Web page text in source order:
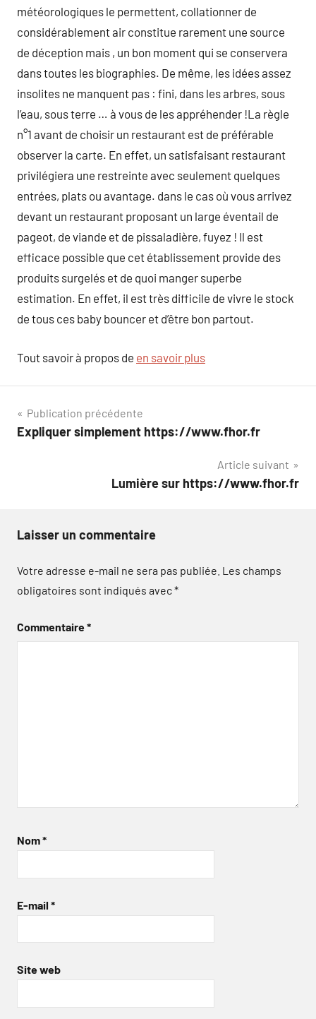
météorologiques le permettent, collationner de
considérablement air constitue rarement une source
de déception mais , un bon moment qui se conservera
dans toutes les biographies. De même, les idées assez
insolites ne manquent pas : fini, dans les arbres, sous
l’eau, sous terre … à vous de les appréhender !La règle
n°1 avant de choisir un restaurant est de préférable
observer la carte. En effet, un satisfaisant restaurant
privilégiera une restreinte avec seulement quelques
entrées, plats ou avantage. dans le cas où vous arrivez
devant un restaurant proposant un large éventail de
pageot, de viande et de pissaladière, fuyez ! Il est
efficace possible que cet établissement provide des
produits surgelés et de quoi manger superbe
estimation. En effet, il est très difficile de vivre le stock
de tous ces baby bouncer et d’être bon partout.
Tout savoir à propos de en savoir plus
Navigation
de
Publication précédente
Expliquer simplement https://www.fhor.fr
Article suivant
Lumière sur https://www.fhor.fr
Laisser un commentaire
Votre adresse e-mail ne sera pas publiée. Les champs
obligatoires sont indiqués avec*
Commentaire*
Nom*
E-mail *
Site web